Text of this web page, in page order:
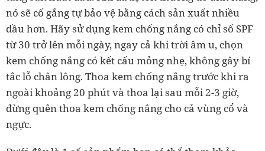
nó sẽ cố gắng tự bảo vệ bằng cách sản xuất nhiều
dầu hơn. Hãy sử dụng kem chống nắng có chỉ số SPF
từ 30 trở lên mỗi ngày, ngay cả khi trời âm u, chọn
kem chống nắng có kết cấu mỏng nhẹ, không gây bí
tắc lỗ chân lông. Thoa kem chống nắng trước khi ra
ngoài khoảng 20 phút và thoa lại sau mỗi 2-3 giờ,
đừng quên thoa kem chống nắng cho cả vùng cổ và
ngực.